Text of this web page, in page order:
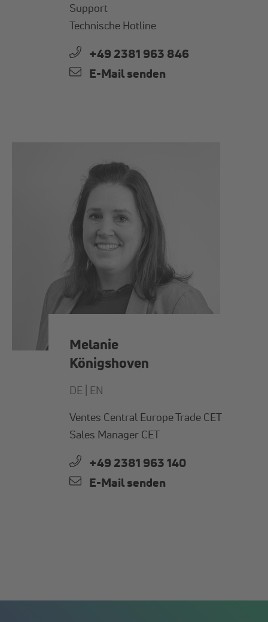
Support
Technische Hotline
+49 2381 963 846
E-Mail senden
Melanie
Königshoven
DE | EN
Ventes Central Europe Trade CET
Sales Manager CET
+49 2381 963 140
E-Mail senden